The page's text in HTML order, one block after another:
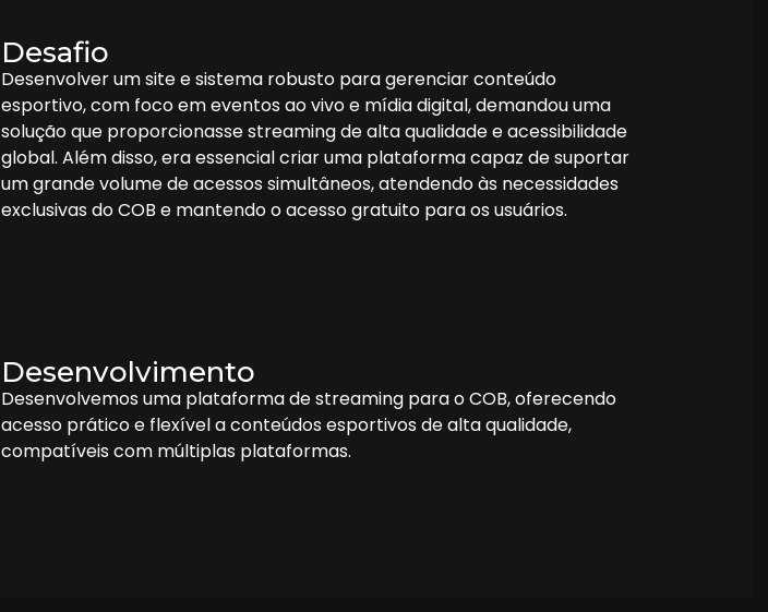
Desafio
Desenvolver um site e sistema robusto para gerenciar conteúdo
esportivo, com foco em eventos ao vivo e mídia digital, demandou uma
solução que proporcionasse streaming de alta qualidade e acessibilidade
global. Além disso, era essencial criar uma plataforma capaz de suportar
um grande volume de acessos simultâneos, atendendo às necessidades
exclusivas do COB e mantendo o acesso gratuito para os usuários.
Desenvolvimento
Desenvolvemos uma plataforma de streaming para o COB, oferecendo
acesso prático e flexível a conteúdos esportivos de alta qualidade,
compatíveis com múltiplas plataformas.